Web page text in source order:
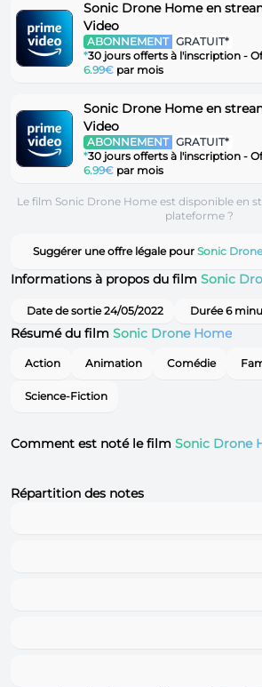
Sonic Drone Home en
Video
ABONNEMENT GRATUIT*
*30 jours offerts à l'inscription -
6.99€ par mois
Sonic Drone Home en
Video
ABONNEMENT GRATUIT*
*30 jours offerts à l'inscription -
6.99€ par mois
Le film Sonic Drone Home est disponible en
plateforme ?
Suggérer une offre légale pour Sonic
Informations à propos du film Sonic
Date de sortie 24/05/2022 Durée 6
Résumé du film Sonic Drone Home
Action Animation Comédie
Science-Fiction
Comment est noté le film Sonic Drone
Répartition des notes